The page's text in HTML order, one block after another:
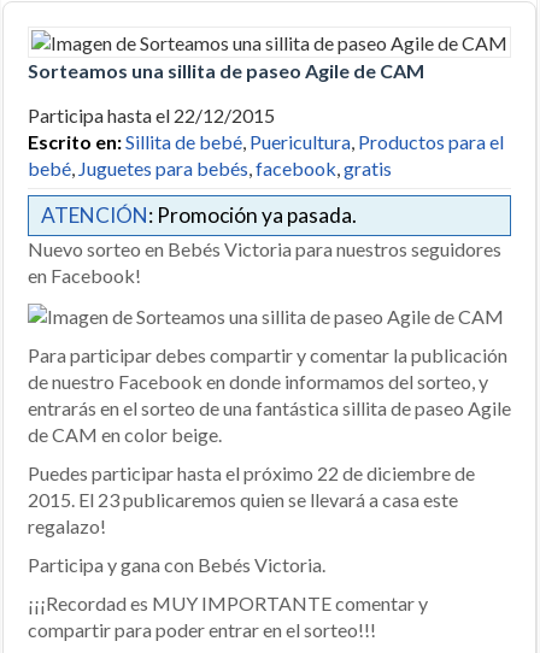
Sorteamos una sillita de paseo Agile de CAM
Participa hasta el 22/12/2015
Escrito en:Sillita de bebé, Puericultura, Productos para el
bebé, Juguetes para bebés,facebook,gratis
ATENCIÓN: Promoción ya pasada.
Nuevo sorteo en Bebés Victoria para nuestros seguidores
en Facebook!
Para participar debes compartir y comentar la publicación
de nuestro Facebook en donde informamos del sorteo, y
entrarás en el sorteo de una fantástica sillita de paseo Agile
de CAM en color beige.
Puedes participar hasta el próximo 22 de diciembre de
2015. El 23 publicaremos quien se llevará a casa este
regalazo!
Participa y gana con Bebés Victoria.
¡¡¡Recordad es MUY IMPORTANTE comentar y
compartir para poder entrar en el sorteo!!!